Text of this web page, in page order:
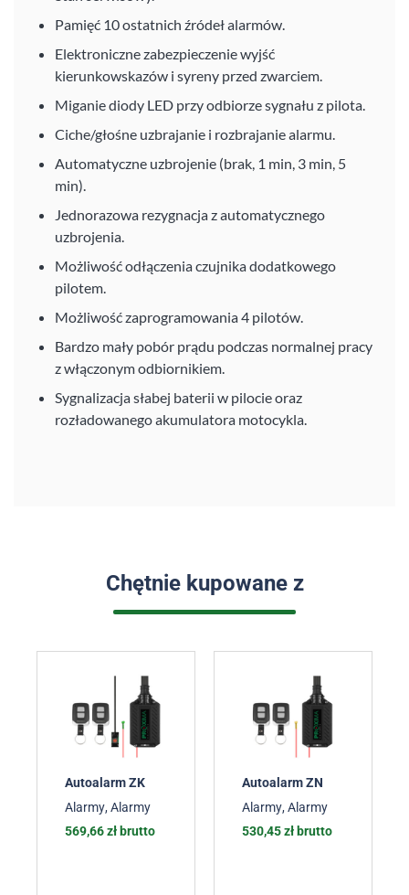
Pamięć 10 ostatnich źródeł alarmów.
Elektroniczne zabezpieczenie wyjść
kierunkowskazów i syreny przed zwarciem.
Miganie diody LED przy odbiorze sygnału z pilota.
Ciche/głośne uzbrajanie i rozbrajanie alarmu.
Automatyczne uzbrojenie (brak, 1 min, 3 min, 5
min).
Jednorazowa rezygnacja z automatycznego
uzbrojenia.
Możliwość odłączenia czujnika dodatkowego
pilotem.
Możliwość zaprogramowania 4 pilotów.
Bardzo mały pobór prądu podczas normalnej pracy
z włączonym odbiornikiem.
Sygnalizacja słabej baterii w pilocie oraz
rozładowanego akumulatora motocykla.
Chętnie kupowane z
Autoalarm ZK
Alarmy,Alarmy
569,66zł brutto
Autoalarm ZN
Alarmy,Alarmy
530,45zł brutto